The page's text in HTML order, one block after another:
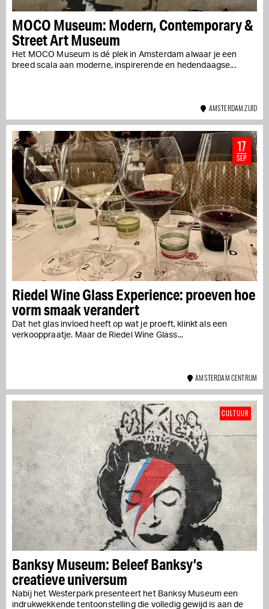
MOCO Museum: Modern, Contemporary &
Street Art Museum
Het MOCO Museum is dé plek in Amsterdam alwaar je een
breed scala aan moderne, inspirerende en hedendaagse...
AMSTERDAM ZUID
Riedel Wine Glass Experience: proeven hoe
vorm smaak verandert
Dat het glas invloed heeft op wat je proeft, klinkt als een
verkooppraatje. Maar de Riedel Wine Glass...
17
SEP
AMSTERDAM CENTRUM
Banksy Museum: Beleef Banksy’s
creatieve universum
Nabij het Westerpark presenteert het Banksy Museum een
indrukwekkende tentoonstelling die volledig gewijd is aan de
CULTUUR